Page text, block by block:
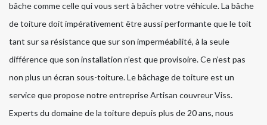
bâche comme celle qui vous sert à bâcher votre véhicule. La bâche
de toiture doit impérativement être aussi performante que le toit
tant sur sa résistance que sur son imperméabilité, à la seule
différence que son installation n’est que provisoire. Ce n’est pas
non plus un écran sous-toiture. Le bâchage de toiture est un
service que propose notre entreprise Artisan couvreur Viss.
Experts du domaine de la toiture depuis plus de 20 ans, nous